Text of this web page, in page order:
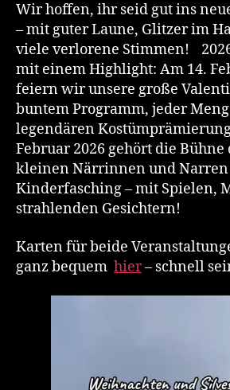
Wir hoffen, ihr seid gut ins
– mit guter Laune, Glitzer im
viele verlorene Stimmen!
mit einem Highlight: Am 14.
feiern wir unsere große
buntem Programm, jeder
legendären
Februar 2026 gehört die
kleinen Närrinnen und
Kinderfasching – mit Spielen,
strahlenden Gesichtern!
Karten für beide
ganz bequem hier– schnell